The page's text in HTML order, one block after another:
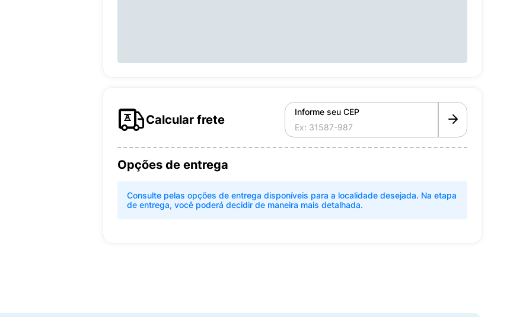
Calcular frete
Informe seu CEP
Opções de entrega
Consulte pelas opções de entrega disponíveis para a localidade desejada. Na etapa
de entrega, você poderá decidir de maneira mais detalhada.